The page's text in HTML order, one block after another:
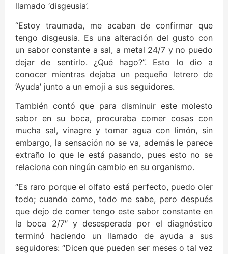
llamado ‘disgeusia’.
“Estoy traumada, me acaban de confirmar que
tengo disgeusia. Es una alteración del gusto con
un sabor constante a sal, a metal 24/7 y no puedo
dejar de sentirlo. ¿Qué hago?”. Esto lo dio a
conocer mientras dejaba un pequeño letrero de
‘Ayuda’ junto a un emoji a sus seguidores.
También contó que para disminuir este molesto
sabor en su boca, procuraba comer cosas con
mucha sal, vinagre y tomar agua con limón, sin
embargo, la sensación no se va, además le parece
extraño lo que le está pasando, pues esto no se
relaciona con ningún cambio en su organismo.
“Es raro porque el olfato está perfecto, puedo oler
todo; cuando como, todo me sabe, pero después
que dejo de comer tengo este sabor constante en
la boca 2/7″ y desesperada por el diagnóstico
terminó haciendo un llamado de ayuda a sus
seguidores: “Dicen que pueden ser meses o tal vez